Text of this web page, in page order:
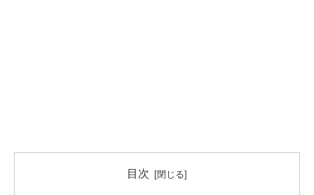
目次